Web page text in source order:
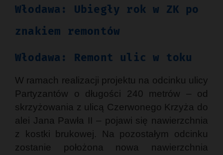
Włodawa: Ubiegły rok w ZK po
znakiem remontów
Włodawa: Remont ulic w toku
W ramach realizacji projektu na odcinku ulicy
Partyzantów o długości 240 metrów – od
skrzyżowania z ulicą Czerwonego Krzyża do
alei Jana Pawła II – pojawi się nawierzchnia
z kostki brukowej. Na pozostałym odcinku
zostanie położona nowa nawierzchnia